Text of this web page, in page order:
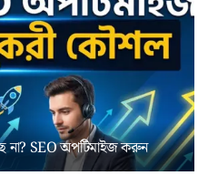
না? ‍SEO অপটিমাইজ করুন